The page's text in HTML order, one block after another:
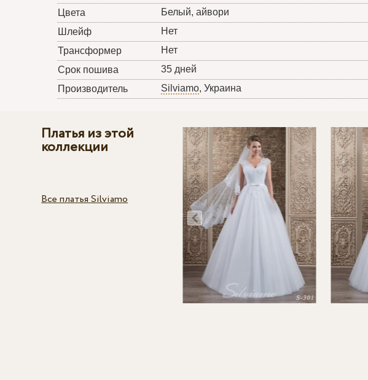
Цвета
Белый, айвори
Шлейф
Нет
Трансформер
Нет
Срок пошива
35 дней
Производитель
Silviamo, Украина
Платья из этой
коллекции
Все платья Silviamo